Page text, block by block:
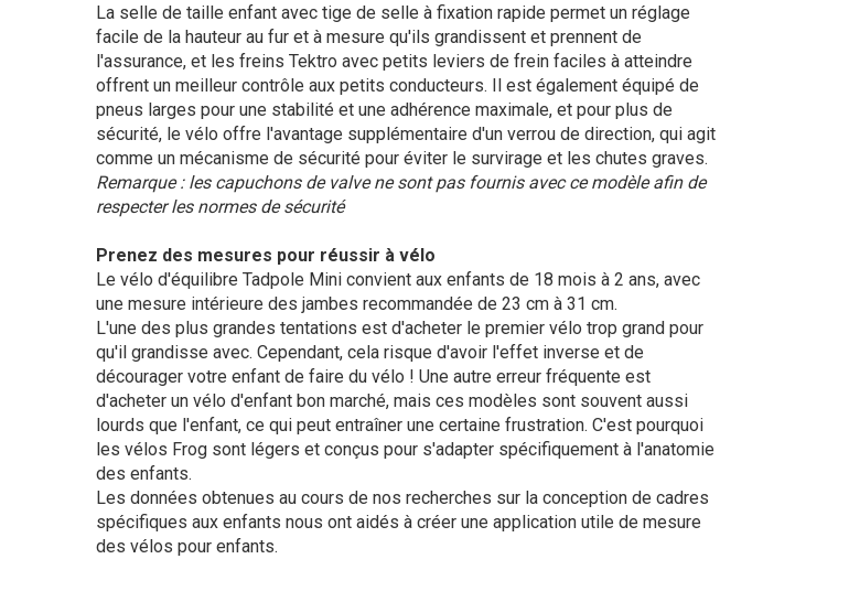
La selle de taille enfant avec tige de selle à fixation rapide permet un réglage
facile de la hauteur au fur et à mesure qu'ils grandissent et prennent de
l'assurance, et les freins Tektro avec petits leviers de frein faciles à atteindre
offrent un meilleur contrôle aux petits conducteurs. Il est également équipé de
pneus larges pour une stabilité et une adhérence maximale, et pour plus de
sécurité, le vélo offre l'avantage supplémentaire d'un verrou de direction, qui agit
comme un mécanisme de sécurité pour éviter le survirage et les chutes graves.
Remarque : les capuchons de valve ne sont pas fournis avec ce modèle afin de
respecter les normes de sécurité
Prenez des mesures pour réussir à vélo
Le vélo d'équilibre Tadpole Mini convient aux enfants de 18 mois à 2 ans, avec
une mesure intérieure des jambes recommandée de 23 cm à 31 cm.
L'une des plus grandes tentations est d'acheter le premier vélo trop grand pour
qu'il grandisse avec. Cependant, cela risque d'avoir l'effet inverse et de
décourager votre enfant de faire du vélo ! Une autre erreur fréquente est
d'acheter un vélo d'enfant bon marché, mais ces modèles sont souvent aussi
lourds que l'enfant, ce qui peut entraîner une certaine frustration. C'est pourquoi
les vélos Frog sont légers et conçus pour s'adapter spécifiquement à l'anatomie
des enfants.
Les données obtenues au cours de nos recherches sur la conception de cadres
spécifiques aux enfants nous ont aidés à créer une application utile de mesure
des vélos pour enfants.